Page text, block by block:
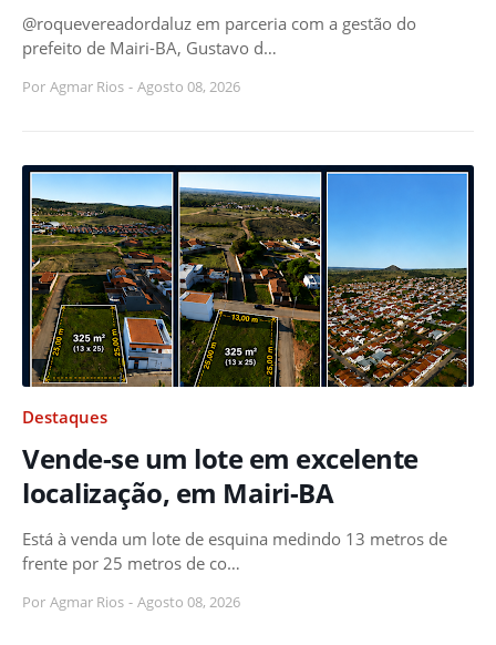
@roquevereadordaluz em parceria com a gestão do
prefeito de Mairi-BA, Gustavo d…
Por Agmar Rios - Agosto 08, 2026
Destaques
Vende-se um lote em excelente
localização, em Mairi-BA
Está à venda um lote de esquina medindo 13 metros de
frente por 25 metros de co…
Por Agmar Rios - Agosto 08, 2026